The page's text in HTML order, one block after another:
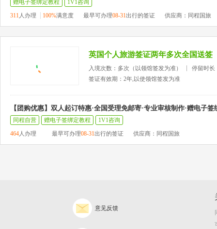
赠电子签绑定教程
1V1咨询
311人办理 100%满意度 最早可办理08-31出行的签证 供应商：同程国旅
英国个人旅游签证两年多次全国送签
入境次数：多次（以领馆签发为准）
停留时长
签证有效期：2年,以使领馆签发为准
【团购优惠】双人起订特惠·全国受理免邮寄·专业审核制作·赠电子签
同程自营 赠电子签绑定教程
1V1咨询
464人办理 最早可办理08-31出行的签证 供应商：同程国旅
意见反馈